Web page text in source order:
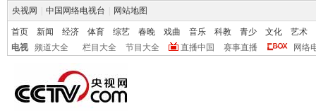
央视网 中国网络电视台 网站地图
首页 新闻 经济 体育 综艺 春晚 戏曲 音乐 科教 青少 文化
艺术
电视
频道大全 栏目大全 节目大全 直播中国 赛事直播 网络